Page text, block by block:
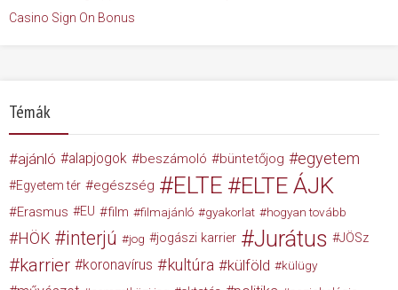
Casino Sign On Bonus
Témák
ajánló alapjogok beszámoló büntetőjog egyetem
Egyetem tér egészség ELTE ELTE ÁJK
Erasmus EU film filmajánló gyakorlat hogyan tovább
HÖK interjú jog jogászi karrier Jurátus JÖSz
karrier koronavírus kultúra külföld külügy